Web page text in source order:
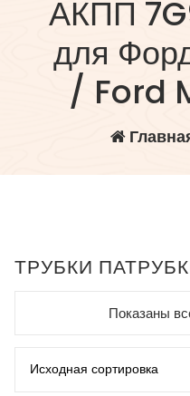
АКПП
для
/ Ford
ТРУБКИ
Показаны